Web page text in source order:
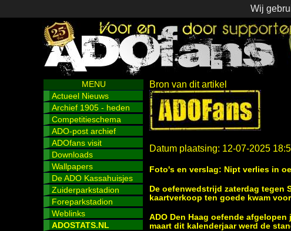
Wij
MENU
Actueel Nieuws
Archief 1905 - heden
Competitieschema
ADO-post archief
ADOfans visit
Downloads
Wallpapers
De ADO Kassahuisjes
Zuiderparkstadion
Foreparkstadion
Weblinks
ADOSTATS.NL
Bron van dit artikel
Datum plaatsing: 12-07-2025
Foto's en verslag: Nipt verlies in
De oefenwedstrijd zaterdag tegen
kaartverkoop ten goede kwam
ADO Den Haag oefende
maart dit kalenderjaar werd de